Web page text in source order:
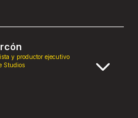
y productor ejecutivo
Studios